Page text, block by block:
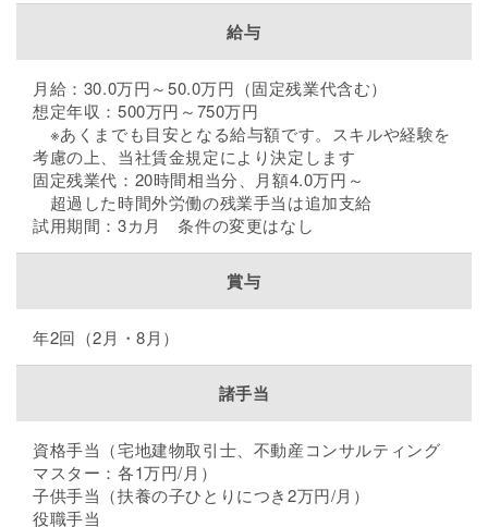
給与
月給：30.0万円～50.0万円（固定残業代含む）
想定年収：500万円～750万円
※あくまでも目安となる給与額です。スキルや経験を
考慮の上、当社賃金規定により決定します
固定残業代：20時間相当分、月額4.0万円～
超過した時間外労働の残業手当は追加支給
試用期間：3カ月 条件の変更はなし
賞与
年2回（2月・8月）
諸手当
資格手当（宅地建物取引士、不動産コンサルティング
マスター：各1万円/月）
子供手当（扶養の子ひとりにつき2万円/月）
役職手当